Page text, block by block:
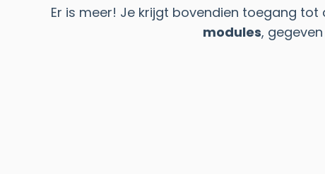
Er is meer! Je krijgt bovendien toegang tot
modules,